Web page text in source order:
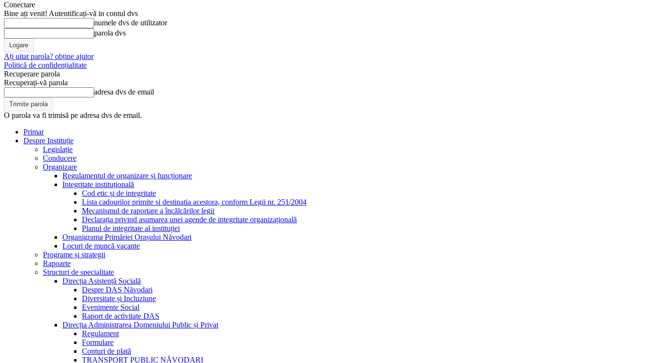
Conectare
Bine ați venit! Autentificați-vă in contul dvs
numele dvs de utilizator
parola dvs
Ați uitat parola? obține ajutor
Politică de confidențialitate
Recuperare parola
Recuperați-vă parola
adresa dvs de email
O parola va fi trimisă pe adresa dvs de email.
Primar
Despre Instituție
Legislație
Conducere
Organizare
Regulamentul de organizare și funcționare
Integritate instituțională
Cod etic și de integritate
Lista cadourilor primite si destinatia acestora, conform Legii nr. 251/2004
Mecanismul de raportare a încălcărilor legii
Declarația privind asumarea unei agende de integritate organizațională
Planul de integritate al instituției
Organigrama Primăriei Orașului Năvodari
Locuri de muncă vacante
Programe și strategii
Rapoarte
Structuri de specialitate
Direcția Asistență Socială
Despre DAS Năvodari
Diversitate și Incluziune
Evenimente Social
Raport de activitate DAS
Direcția Administrarea Domeniului Public și Privat
Regulament
Formulare
Conturi de plată
TRANSPORT PUBLIC NĂVODARI